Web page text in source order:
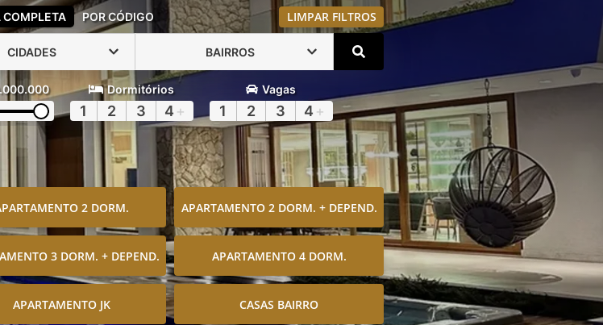
COMPLETA POR CÓDIGO LIMPAR FILTROS
CIDADES BAIRROS
Dormitórios
1 2 3 4 +
Vagas
1 2 3 4 +
2 DORM. APARTAMENTO 2 DORM. + DEPEND.
3 DORM. + DEPEND. APARTAMENTO 4 DORM.
APARTAMENTO JK CASAS BAIRRO